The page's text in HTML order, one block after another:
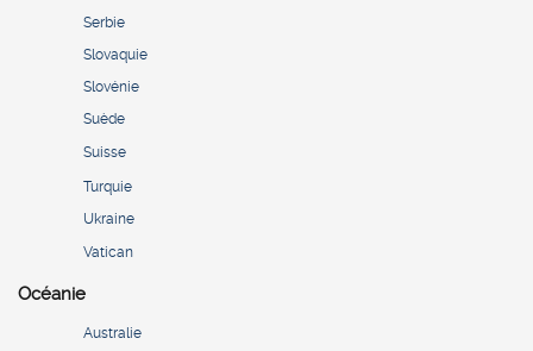
Serbie
Slovaquie
Slovénie
Suède
Suisse
Turquie
Ukraine
Vatican
Océanie
Australie